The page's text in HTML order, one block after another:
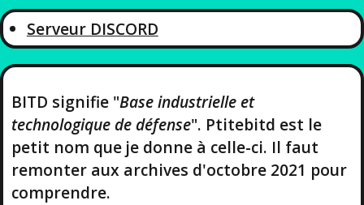
Serveur DISCORD
BITD signifie "Base industrielle et
technologique de défense". Ptitebitd est le
petit nom que je donne à celle-ci. Il faut
remonter aux archives d'octobre 2021 pour
comprendre.